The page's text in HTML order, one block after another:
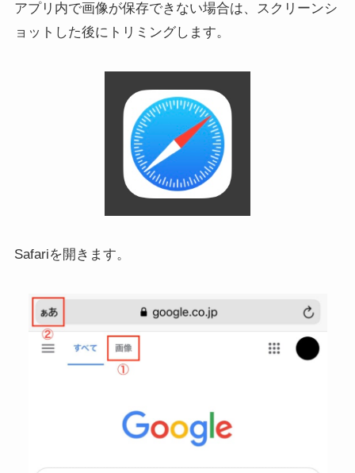
アプリ内で画像が保存できない場合は、スクリーンシ
ョットした後にトリミングします。
Safariを開きます。